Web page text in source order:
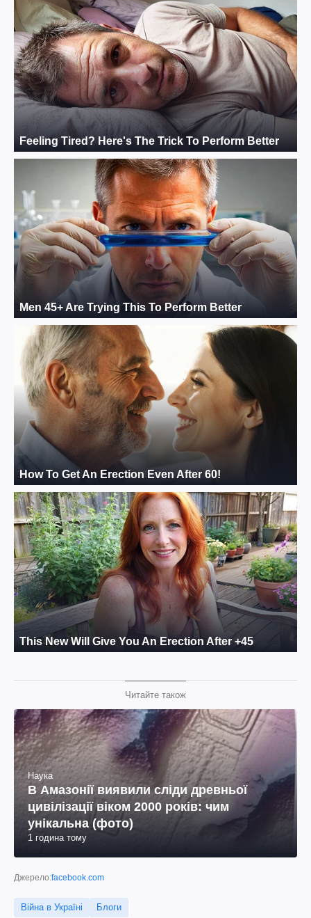
Читайте також
Наука
В Амазонії виявили сліди древньої
цивілізації віком 2000 років: чим
унікальна (фото)
1 година тому
Джерело:facebook.com
Війна в Україні Блоги